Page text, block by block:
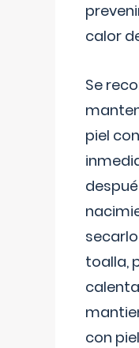
calor
Se
piel
toalla,
con